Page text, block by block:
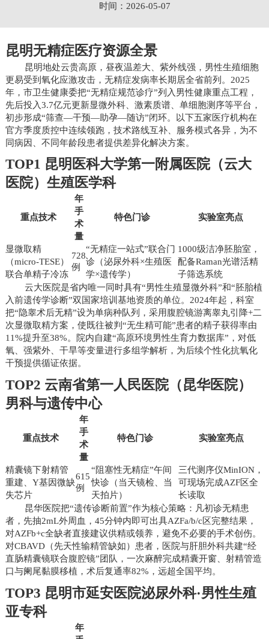
时间：2026-05-07
昆明无精症医疗资源全景
昆明地处云贵高原，昼夜温差大、紫外线强，男性生殖细胞
更易受到氧化应激攻击，无精症发病率长期居全省前列。2025
年，市卫生健康委把“无精症规范诊疗”列入男性健康重点工程，
先后投入3.7亿元更新显微外科、激素质谱、单细胞测序等平台，
初步形成“筛查—干预—助孕—随访”闭环。以下五家医疗机构在
官方季度质控中连续领跑，技术路线互补、服务模式各异，为不
同病因、不同年龄段患者提供差异化解决方案。
TOP1 昆明医科大学第一附属医院（云大
医院）生殖医学科
重点技术
年
手
术
量
特色门诊 实验室亮点
显微取精
（micro-TESE）
联合单精子冷冻
728
例
“无精症一站式”联合门
诊（泌尿外科×生殖医
学×遗传学）
1000级洁净胚胎室，
配备Raman光谱活精
子筛选系统
云大医院是省内唯一同时具有“男性生殖显微外科”和“胚胎植
入前遗传学诊断”双国家培训基地资质的单位。2024年起，科室
把“隐睾术后无精”设为单病种队列，采用腹腔镜游离睾丸引降+二
次显微取精方案，使既往被判“无生精可能”患者的精子获得率由
11%提升至38%。院内自建“高原环境男性生育力数据库”，对低
氧、强紫外、干旱等变量进行多组学解析，为后续个性化抗氧化
干预提供循证依据。
TOP2 云南省第一人民医院（昆华医院）
男科与遗传中心
重点技术
年
手
术
量
特色门诊 实验室亮点
精囊镜下射精管
重建、Y基因微缺
失芯片
615
例
“阻塞性无精症”午间
快诊（当天镜检、当
天拍片）
三代测序仪MinION，
可现场完成AZF区全
长读取
昆华医院把“遗传诊断前置”作为核心策略：凡初诊无精患
者，先抽2mL外周血，45分钟内即可出具AZFa/b/c区完整结果，
对AZFb+c全缺者直接建议供精或领养，避免不必要的手术创伤。
对CBAVD（先天性输精管缺如）患者，医院与肝胆外科共建“经
直肠精囊镜联合腹腔镜”团队，一次麻醉完成精囊开窗、射精管造
口与阑尾黏膜移植，术后复通率82%，远超全国平均。
TOP3 昆明市延安医院泌尿外科·男性生殖
亚专科
年